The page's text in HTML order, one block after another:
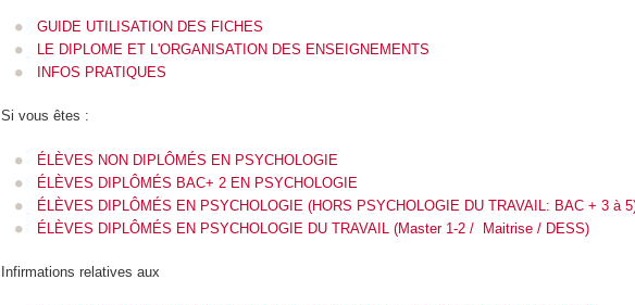
GUIDE UTILISATION DES FICHES
LE DIPLOME ET L'ORGANISATION DES ENSEIGNEMENTS
INFOS PRATIQUES
Si vous êtes :
ÉLÈVES NON DIPLÔMÉS EN PSYCHOLOGIE
ÉLÈVES DIPLÔMÉS BAC+ 2 EN PSYCHOLOGIE
ÉLÈVES DIPLÔMÉS EN PSYCHOLOGIE (HORS PSYCHOLOGIE DU TRAVAIL: BAC + 3 à
ÉLÈVES DIPLÔMÉS EN PSYCHOLOGIE DU TRAVAIL (Master 1-2 / Maitrise / DESS)
Infirmations relatives aux